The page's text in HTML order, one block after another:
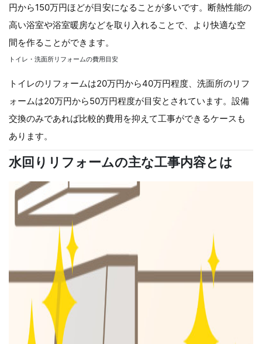
円から150万円ほどが目安になることが多いです。断熱性能の
高い浴室や浴室暖房などを取り入れることで、より快適な空
間を作ることができます。
トイレ・洗面所リフォームの費用目安
トイレのリフォームは20万円から40万円程度、洗面所のリフ
ォームは20万円から50万円程度が目安とされています。設備
交換のみであれば比較的費用を抑えて工事ができるケースも
あります。
水回りリフォームの主な工事内容とは